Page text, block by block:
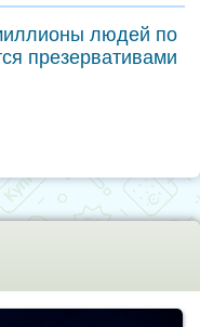
людей по
презервативами